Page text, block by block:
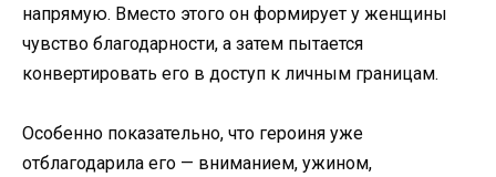
напрямую. Вместо этого он формирует у женщины
чувство благодарности, а затем пытается
конвертировать его в доступ к личным границам.
Особенно показательно, что героиня уже
отблагодарила его — вниманием, ужином,